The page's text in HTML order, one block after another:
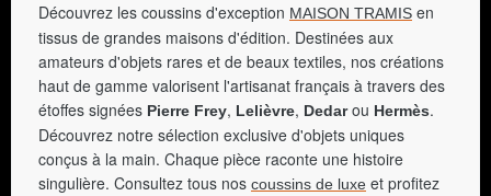
Découvrez les coussins d'exception MAISON TRAMIS en
tissus de grandes maisons d'édition. Destinées aux
amateurs d'objets rares et de beaux textiles, nos créations
haut de gamme valorisent l'artisanat français à travers des
étoffes signées Pierre Frey, Lelièvre, Dedarou Hermès.
Découvrez notre sélection exclusive d'objets uniques
conçus à la main. Chaque pièce raconte une histoire
singulière. Consultez tous nos coussins de luxe et profitez